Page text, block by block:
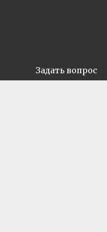
Задать вопрос